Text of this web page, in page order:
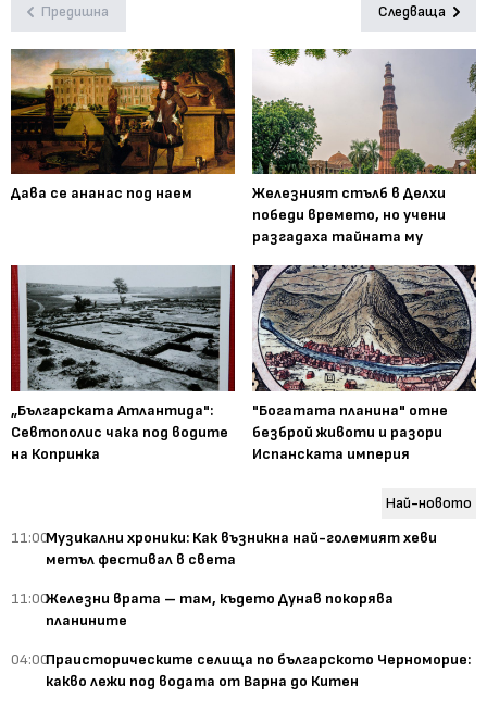
Предишна Следваща
Дава се ананас под наем
Железният стълб в Делхи
победи времето, но учени
разгадаха тайната му
„Българската Атлантида":
Севтополис чака под водите
на Копринка
"Богатата планина" отне
безброй животи и разори
Испанската империя
Най-новото
11:00Музикални хроники: Как възникна най-големият хеви
метъл фестивал в света
11:00Железни врата – там, където Дунав покорява
планините
04:00Праисторическите селища по българското Черноморие:
какво лежи под водата от Варна до Китен